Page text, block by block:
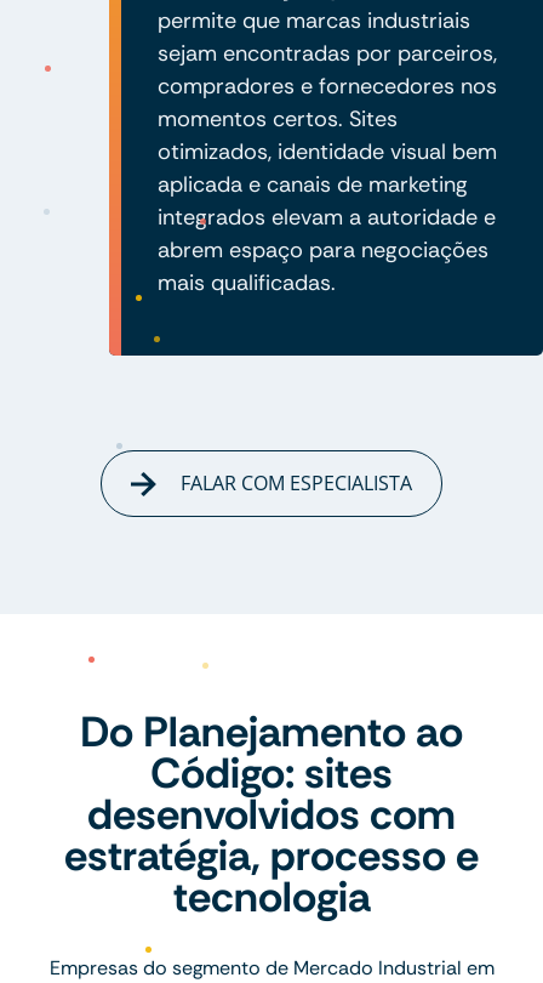
permite que marcas industriais
sejam encontradas por parceiros,
compradores e fornecedores nos
momentos certos. Sites
otimizados, identidade visual bem
aplicada e canais de marketing
integrados elevam a autoridade e
abrem espaço para negociações
mais qualificadas.
FALAR COM ESPECIALISTA
Do Planejamento ao
Código: sites
desenvolvidos com
estratégia, processo e
tecnologia
Empresas do segmento de Mercado Industrial em